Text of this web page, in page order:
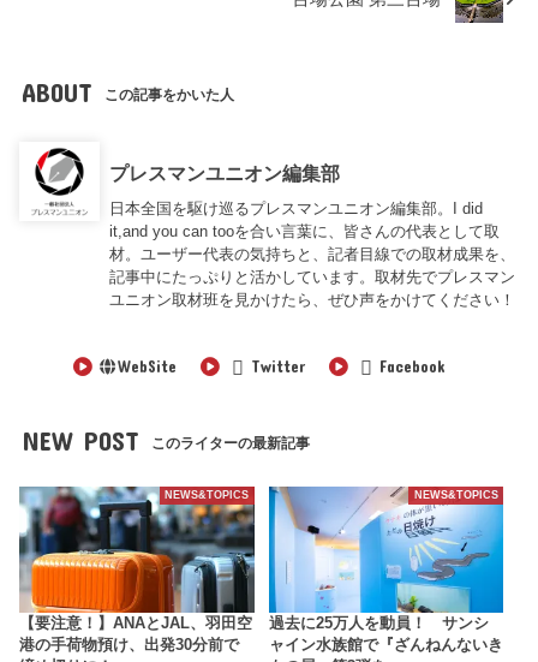
ABOUT この記事をかいた人
プレスマンユニオン編集部
日本全国を駆け巡るプレスマンユニオン編集部。I did
it,and you can tooを合い言葉に、皆さんの代表として取
材。ユーザー代表の気持ちと、記者目線での取材成果を、
記事中にたっぷりと活かしています。取材先でプレスマン
ユニオン取材班を見かけたら、ぜひ声をかけてください！
WebSite Twitter Facebook
NEW POST このライターの最新記事
NEWS&TOPICS
【要注意！】ANAとJAL、羽田空
港の手荷物預け、出発30分前で
NEWS&TOPICS
過去に25万人を動員！ サンシ
ャイン水族館で『ざんねんないき